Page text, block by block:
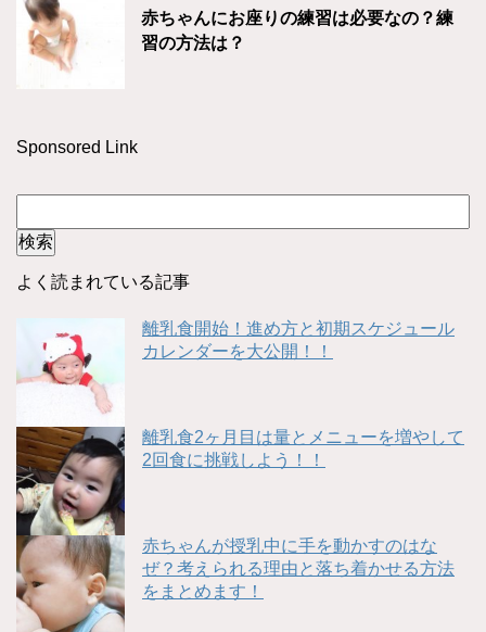
赤ちゃんにお座りの練習は必要なの？練
習の方法は？
Sponsored Link
よく読まれている記事
離乳食開始！進め方と初期スケジュール
カレンダーを大公開！！
離乳食2ヶ月目は量とメニューを増やして
2回食に挑戦しよう！！
赤ちゃんが授乳中に手を動かすのはな
ぜ？考えられる理由と落ち着かせる方法
をまとめます！